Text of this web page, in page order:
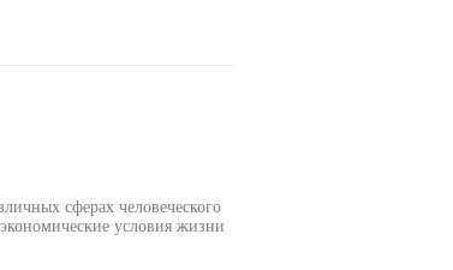
сферах человеческого
условия жизни